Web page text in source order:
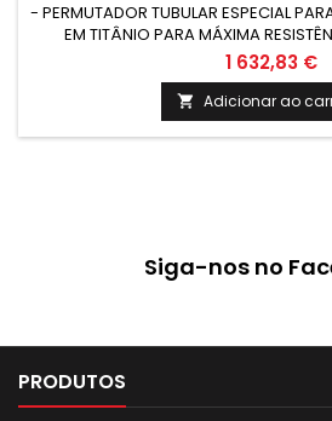
- PERMUTADOR TUBULAR ESPECIAL
EM TITÂNIO PARA MÁXIMA
DIMENSÕES COMPACTAS E ALTA
ADEQUADO PARA QUALQUER TIPO DE
PISCINA
1 632,83 €
 Adicionar ao
Siga-nos no
PRODUTOS